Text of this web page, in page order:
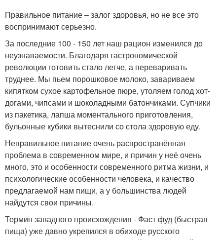
Правильное питание – залог здоровья, но не все это
воспринимают серьезно.
За последние 100 - 150 лет наш рацион изменился до
неузнаваемости. Благодаря гастрономической
революции готовить стало легче, а переваривать
труднее. Мы пьем порошковое молоко, завариваем
кипятком сухое картофельное пюре, утоляем голод хот-
догами, чипсами и шоколадными батончиками. Супчики
из пакетика, лапша моментального приготовления,
бульонные кубики вытеснили со стола здоровую еду.
Неправильное питание очень распространённая
проблема в современном мире, и причин у неё очень
много, это и особенности современного ритма жизни, и
психологические особенности человека, и качество
предлагаемой нам пищи, а у большинства людей
найдутся свои причины.
Термин западного происхождения - Фаст фуд (быстрая
пища) уже давно укрепился в обиходе русского